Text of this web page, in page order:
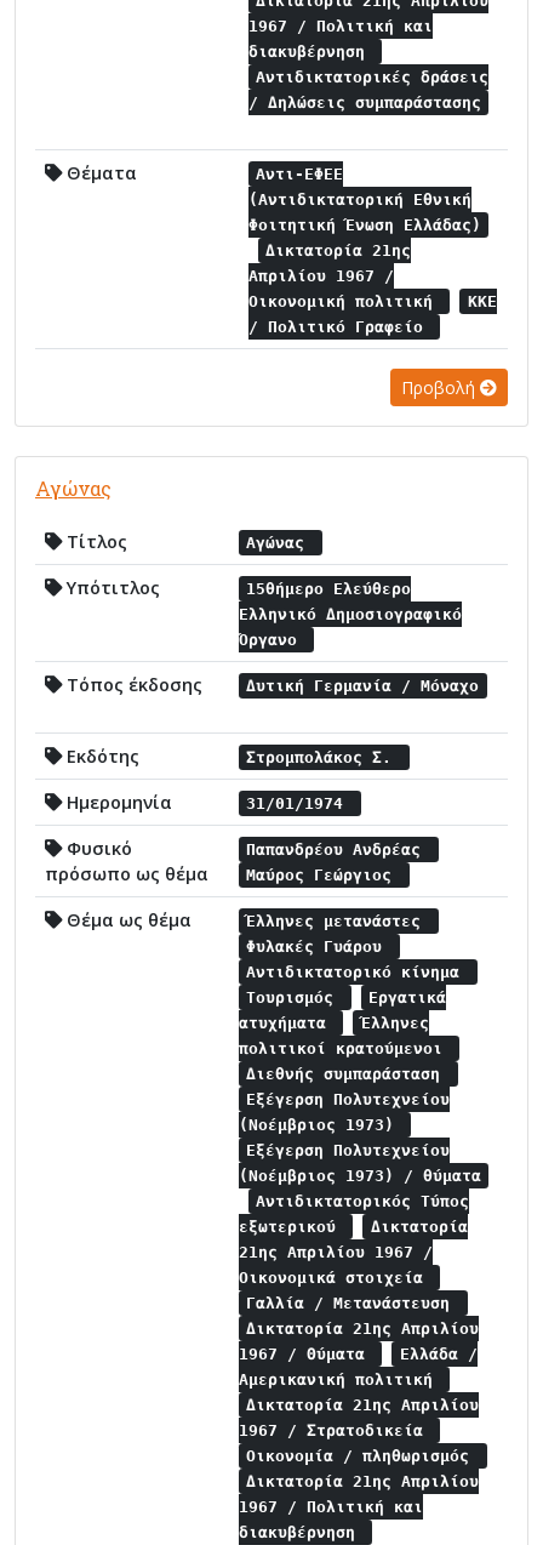
1967 / Πολιτική και
διακυβέρνηση
Αντιδικτατορικές δράσεις
/ Δηλώσεις συμπαράστασης
Θέματα
Αντι-ΕΦΕΕ
(Αντιδικτατορική Εθνική
Φοιτητική Ένωση Ελλάδας)
Δικτατορία 21ης
Απριλίου 1967 /
Οικονομική πολιτική
ΚΚΕ
/ Πολιτικό Γραφείο
Προβολή
Αγώνας
Τίτλος Αγώνας
Υπότιτλος
15θήμερο Ελεύθερο
Ελληνικό Δημοσιογραφικό
Όργανο
Τόπος έκδοσης Δυτική Γερμανία / Μόναχο
Εκδότης Στρομπολάκος Σ.
Ημερομηνία 31/01/1974
Φυσικό
πρόσωπο ως θέμα
Παπανδρέου Ανδρέας
Μαύρος Γεώργιος
Θέμα ως θέμα
Έλληνες μετανάστες
Φυλακές Γυάρου
Αντιδικτατορικό κίνημα
Τουρισμός
Εργατικά
ατυχήματα
Έλληνες
πολιτικοί κρατούμενοι
Διεθνής συμπαράσταση
Εξέγερση Πολυτεχνείου
(Νοέμβριος 1973)
Εξέγερση Πολυτεχνείου
(Νοέμβριος 1973) / θύματα
Αντιδικτατορικός Τύπος
εξωτερικού
Δικτατορία
21ης Απριλίου 1967 /
Οικονομικά στοιχεία
Γαλλία / Μετανάστευση
Δικτατορία 21ης Απριλίου
1967 / Θύματα
Ελλάδα /
Αμερικανική πολιτική
Δικτατορία 21ης Απριλίου
1967 / Στρατοδικεία
Οικονομία / πληθωρισμός
Δικτατορία 21ης Απριλίου
1967 / Πολιτική και
διακυβέρνηση